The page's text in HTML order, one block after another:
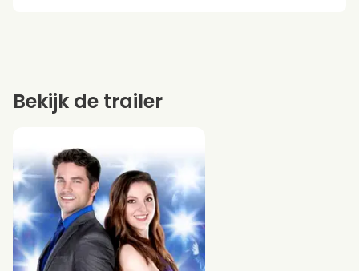
Bekijk de trailer